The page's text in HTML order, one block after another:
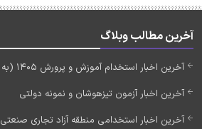
آخرین مطالب وبلاگ
آخرین اخبار استخدام آموزش و پرورش 1405 (به زودی)
آخرین اخبار آزمون تیزهوشان و نمونه دولتی
آخرین اخبار استخدامی منطقه آزاد تجاری صنعتی 1405